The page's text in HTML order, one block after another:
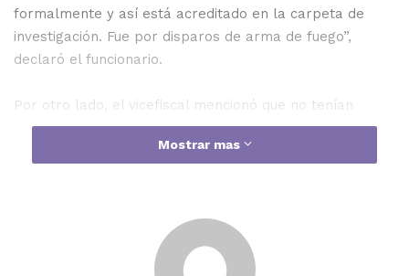
formalmente y así está acreditado en la carpeta de
investigación. Fue por disparos de arma de fuego”,
declaró el funcionario.
Por otro lado, el vicefiscal mencionó que no tenían
reportes sobre la privación de libertad de estas
personas, ya que no había ninguna denuncia ni fichas de
Mazatlán-Culiacán, cerca del kilómetro 59 en el carril
de norte a sur. Al llegar la policía, se percataron de que
uno de los cuerpos tenía las manos atadas a la
Mostrar mas